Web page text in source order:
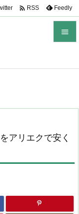

次へ
検索
 RSS Feedly
アリエクで安く